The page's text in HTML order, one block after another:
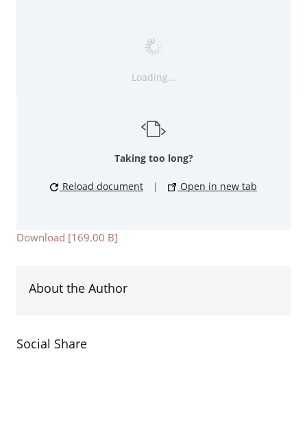
Loading...
Taking too long?
Reload document | Open in new tab
Download [169.00 B]
About the Author
Social Share